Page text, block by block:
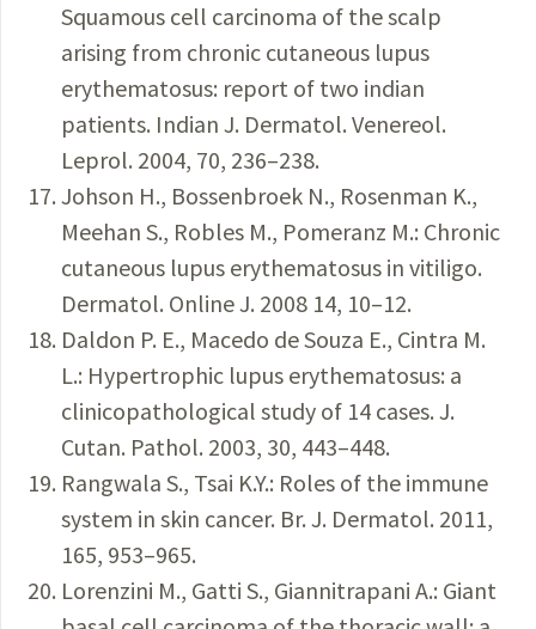
Squamous cell carcinoma of the scalp
arising from chronic cutaneous lupus
erythematosus: report of two indian
patients. Indian J. Dermatol. Venereol.
Leprol. 2004, 70, 236–238.
Johson H., Bossenbroek N., Rosenman K.,
Meehan S., Robles M., Pomeranz M.: Chronic
cutaneous lupus erythematosus in vitiligo.
Dermatol. Online J. 2008 14, 10–12.
Daldon P. E., Macedo de Souza E., Cintra M.
L.: Hypertrophic lupus erythematosus: a
clinicopathological study of 14 cases. J.
Cutan. Pathol. 2003, 30, 443–448.
Rangwala S., Tsai K.Y.: Roles of the immune
system in skin cancer. Br. J. Dermatol. 2011,
165, 953–965.
Lorenzini M., Gatti S., Giannitrapani A.: Giant